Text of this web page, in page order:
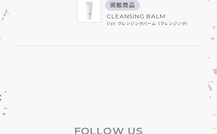
掲載商品
CLEANSING BALM
Upt クレンジングバーム〈クレンジング〉
FOLLOW US